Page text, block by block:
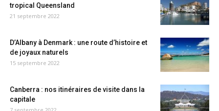
tropical Queensland
21 septembre 2022
D’Albany à Denmark : une route d’histoire et
de joyaux naturels
15 septembre 2022
Canberra : nos itinéraires de visite dans la
capitale